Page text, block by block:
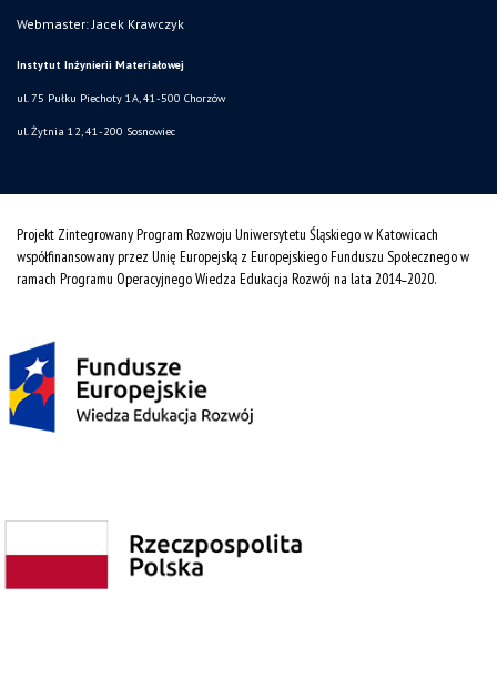
Webmaster: Jacek Krawczyk
Instytut Inżynierii Materiałowej
ul. 75 Pułku Piechoty 1A, 41-500 Chorzów
ul. Żytnia 12, 41-200 Sosnowiec
Projekt Zintegrowany Program Rozwoju Uniwersytetu Śląskiego w Katowicach
współfinansowany przez Unię Europejską z Europejskiego Funduszu Społecznego w
ramach Programu Operacyjnego Wiedza Edukacja Rozwój na lata 2014˗2020.